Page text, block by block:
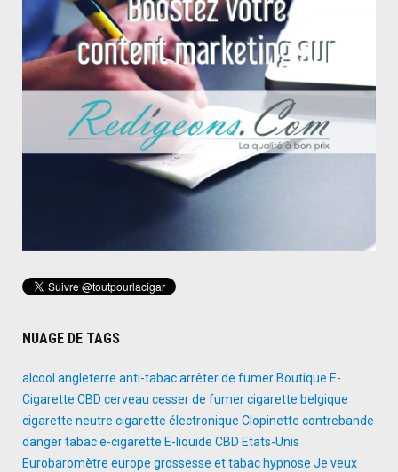
NUAGE DE TAGS
alcool angleterre anti-tabacarrêter de fumer Boutique E-
Cigarette CBD cerveau cesser de fumercigarette belgique
cigarette neutre cigarette électronique Clopinette contrebande
danger tabace-cigarette E-liquide CBD Etats-Unis
Eurobaromètre europe grossesse et tabac hypnose Je veux